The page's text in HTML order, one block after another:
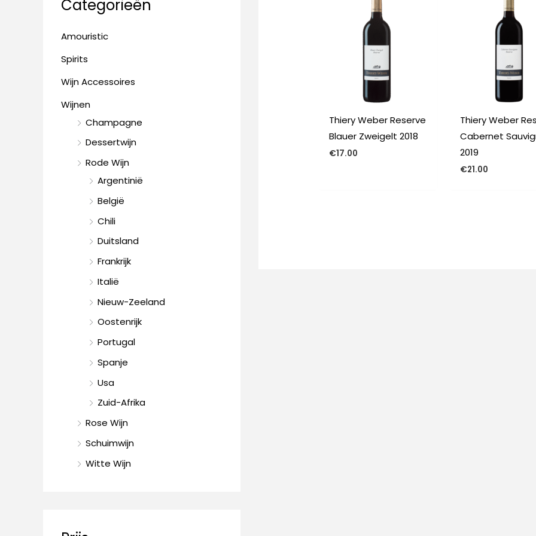
n
r
:
Categorieën
Amouristic
Spirits
Wijn Accessoires
Wijnen
Champagne
Dessertwijn
Rode Wijn
Argentinië
België
Chili
Duitsland
Frankrijk
Italië
Nieuw-Zeeland
Oostenrijk
Portugal
Spanje
Usa
Zuid-Afrika
Rose Wijn
Schuimwijn
Witte Wijn
Thiery Weber Reserve
Blauer Zweigelt 2018
€17.00
Thiery Weber
Cabernet
2019
€21.00